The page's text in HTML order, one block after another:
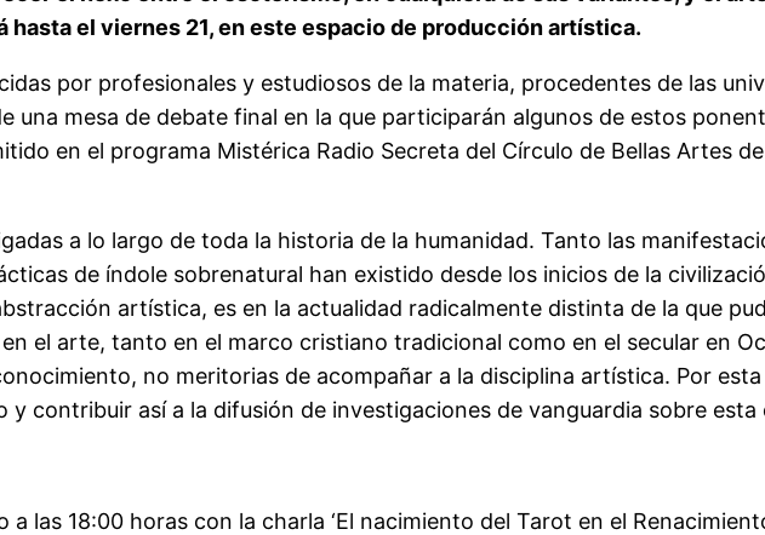
hasta el viernes 21, en este espacio de producción artística.
por profesionales y estudiosos de la materia, procedentes de las
una mesa de debate final en la que participarán algunos de estos
en el programa Mistérica Radio Secreta del Círculo de Bellas Artes
a lo largo de toda la historia de la humanidad. Tanto las
de índole sobrenatural han existido desde los inicios de la
artística, es en la actualidad radicalmente distinta de la que
el arte, tanto en el marco cristiano tradicional como en el secular en
no meritorias de acompañar a la disciplina artística. Por
contribuir así a la difusión de investigaciones de vanguardia sobre esta
las 18:00 horas con la charla ‘El nacimiento del Tarot en el